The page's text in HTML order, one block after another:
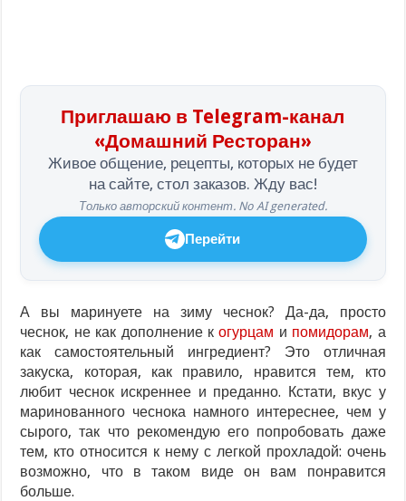
Приглашаю в Telegram-канал
«Домашний Ресторан»
Живое общение, рецепты, которых не будет
на сайте, стол заказов. Жду вас!
Только авторский контент. No AI generated.
Перейти
А вы маринуете на зиму чеснок? Да-да, просто
чеснок, не как дополнение когурцам и помидорам, а
как самостоятельный ингредиент? Это отличная
закуска, которая, как правило, нравится тем, кто
любит чеснок искреннее и преданно. Кстати, вкус у
маринованного чеснока намного интереснее, чем у
сырого, так что рекомендую его попробовать даже
тем, кто относится к нему с легкой прохладой: очень
возможно, что в таком виде он вам понравится
больше.